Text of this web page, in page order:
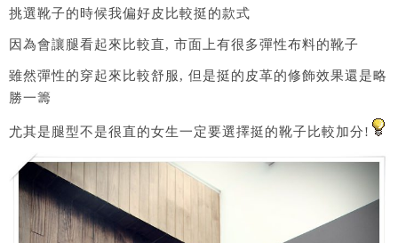
挑選靴子的時候我偏好皮比較挺的款式
因為會讓腿看起來比較直, 市面上有很多彈性布料的靴子
雖然彈性的穿起來比較舒服, 但是挺的皮革的修飾效果還是略
勝一籌
尤其是腿型不是很直的女生一定要選擇挺的靴子比較加分!